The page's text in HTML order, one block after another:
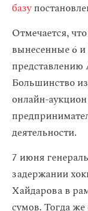
базу
Отмечается,
вынесенные 6
Большинство
онлайн-
деятельности.
7 июня
задержании
Хайдарова в
сумов. Тогда же